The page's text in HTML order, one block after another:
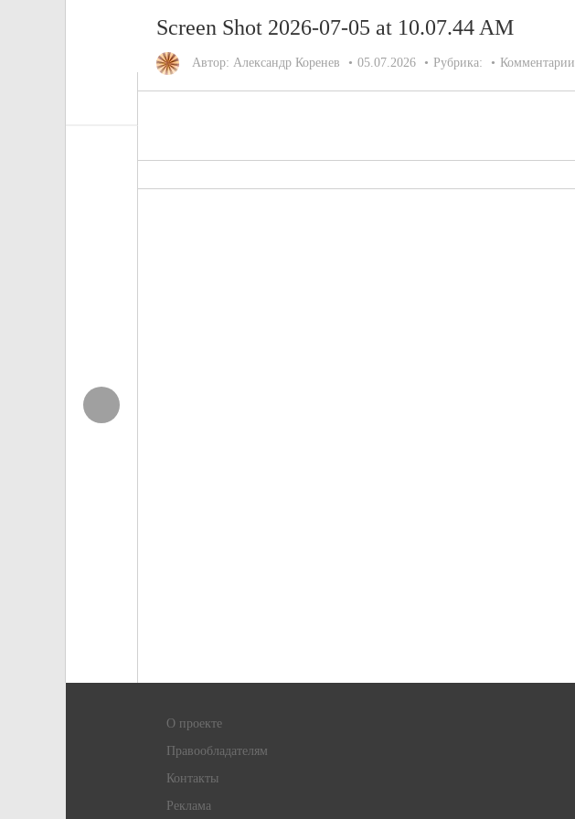
Screen Shot 2026-07-05 at 10.07.44 AM
Автор: Александр Коренев 05.07.2026 Рубрика: Комментарии
О проекте
Правообладателям
Контакты
Реклама